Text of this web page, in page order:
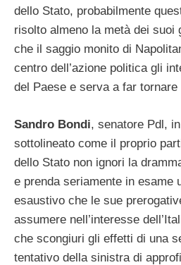
dello Stato, probabilmente
risolto almeno la metà dei suoi
che il saggio monito di
centro dell’azione politica gli
del Paese e serva a far
Sandro Bondi, senatore Pdl,
sottolineato come il proprio
dello Stato non ignori la
e prenda seriamente in esame
esaustivo che le sue
assumere nell’interesse
che scongiuri gli effetti di una
tentativo della sinistra di